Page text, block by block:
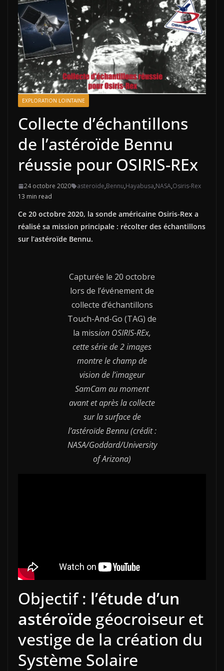
EXPLORATION LOINTAINE
Collecte d’échantillons
de l’astéroïde Bennu
réussie pour OSIRIS-REx
24 octobre 2020 asteroïde,Bennu,Hayabusa,NASA,Osiris-Rex
13 min read
Ce 20 octobre 2020, la sonde américaine Osiris-Rex a
réalisé sa mission principale : récolter des échantillons
sur l’astéroïde Bennu.
Capturée le 20 octobre
lors de l’événement de
collecte d’échantillons
Touch-And-Go (TAG) de
la mission OSIRIS-REx,
cette série de 2 images
montre le champ de
vision de l’imageur
SamCam au moment
avant et après la collecte
sur la surface de
l’astéroïde Bennu (crédit :
NASA/Goddard/University
of Arizona)
Objectif : l’étude d’un
astéroïde géocroiseur et
vestige de la création du
Système Solaire